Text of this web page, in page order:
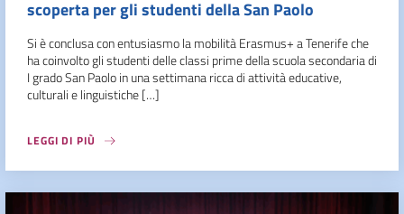
scoperta per gli studenti della San Paolo
Si è conclusa con entusiasmo la mobilità Erasmus+ a Tenerife che
ha coinvolto gli studenti delle classi prime della scuola secondaria di
I grado San Paolo in una settimana ricca di attività educative,
culturali e linguistiche […]
LEGGI DI PIÙ